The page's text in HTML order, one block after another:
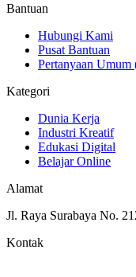
Bantuan
Hubungi Kami
Pusat Bantuan
Pertanyaan
Kategori
Dunia Kerja
Industri Kreatif
Edukasi Digital
Belajar Online
Alamat
Jl. Raya Surabaya No.
Kontak